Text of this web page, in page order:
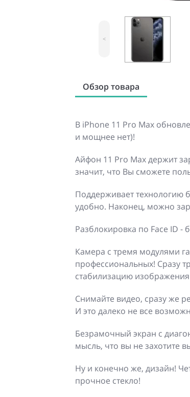
<
Обзор товара
В iPhone 11 Pro Max
и мощнее нет)!
Айфон 11 Pro Max держит
значит, что Вы сможете
Поддерживает технологию
удобно. Наконец, можно
Разблокировка по Face ID -
Камера с тремя модулями
профессиональных! Сразу
стабилизацию
Снимайте видео, сразу же
И это далеко не все
Безрамочный экран с
мысль, что вы не захотите
Ну и конечно же, дизайн!
прочное стекло!